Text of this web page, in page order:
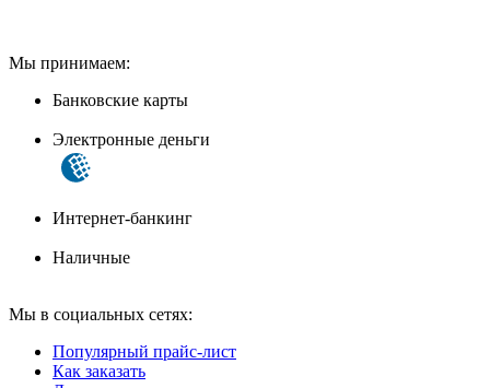
Мы принимаем:
Банковские карты
Электронные деньги
Интернет-банкинг
Наличные
Мы в социальных сетях:
Популярный прайс-лист
Как заказать